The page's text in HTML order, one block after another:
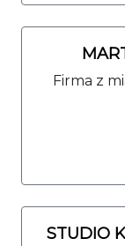
Firma z
STUDIO